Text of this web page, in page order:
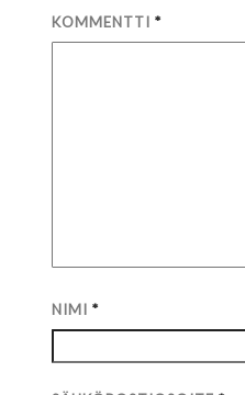
KOMMENTTI*
NIMI*